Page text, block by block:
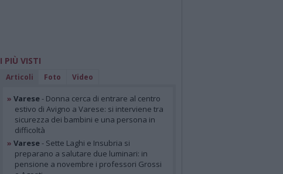
I PIÙ VISTI
Articoli Foto Video
» Varese- Donna cerca di entrare al centro
estivo di Avigno a Varese: si interviene tra
sicurezza dei bambini e una persona in
difficoltà
» Varese- Sette Laghi e Insubria si
preparano a salutare due luminari: in
pensione a novembre i professori Grossi